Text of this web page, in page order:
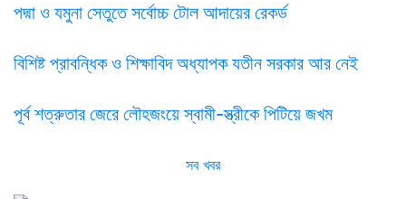
পদ্মা ও যমুনা সেতুতে সর্বোচ্চ টোল আদায়ের রেকর্ড
বিশিষ্ট প্রাবন্ধিক ও শিক্ষাবিদ অধ্যাপক যতীন সরকার আর নেই
পূর্ব শত্রুতার জেরে লৌহজংয়ে স্বামী-স্ত্রীকে পিটিয়ে জখম
সব খবর